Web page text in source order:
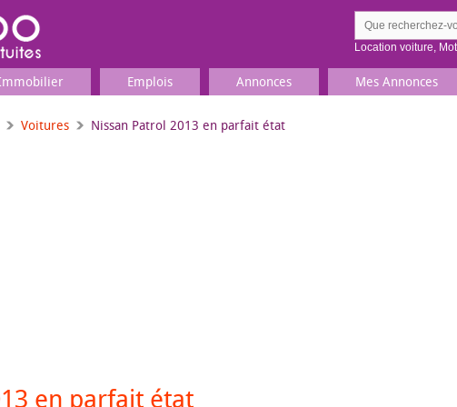
Location voiture,
Emplois Annonces Mes Annonces
Voitures Nissan Patrol 2013 en parfait état
en parfait état